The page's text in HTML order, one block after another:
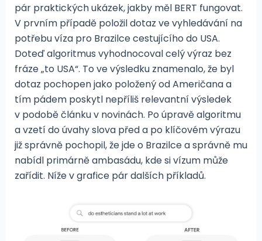
pár praktických ukázek, jakby měl BERT fungovat.
V prvním případě položil dotaz ve vyhledávání na
potřebu víza pro Brazilce cestujícího do USA.
Doteď algoritmus vyhodnocoval celý výraz bez
fráze „to USA“. To ve výsledku znamenalo, že byl
dotaz pochopen jako položený od Američana a
tím pádem poskytl nepříliš relevantní výsledek
v podobě článku v novinách. Po úpravě algoritmu
a vzetí do úvahy slova před a po klíčovém výrazu
již správně pochopil, že jde o Brazilce a správně mu
nabídl primárně ambasádu, kde si vízum může
zařídit. Níže v grafice pár dalších příkladů.